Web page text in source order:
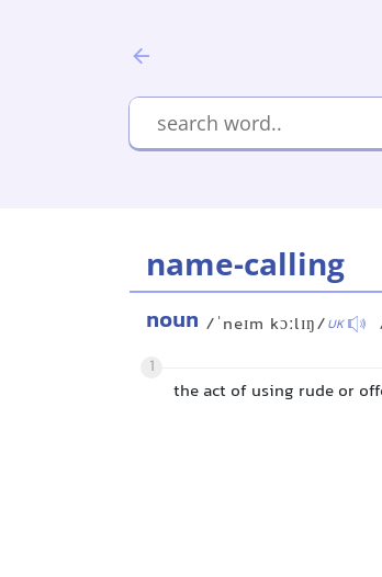
name-calling
noun /ˈneɪm kɔːlɪŋ/UK
1
the act of using rude or